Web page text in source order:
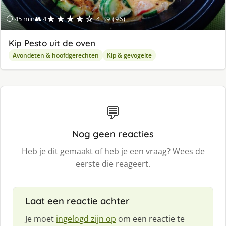
⏱ 45 min👥 4★★★★☆ 4.39 (96)
Kip Pesto uit de oven
Avondeten & hoofdgerechten Kip & gevogelte
💬
Nog geen reacties
Heb je dit gemaakt of heb je een vraag? Wees de
eerste die reageert.
Laat een reactie achter
Je moet ingelogd zijn op om een reactie te